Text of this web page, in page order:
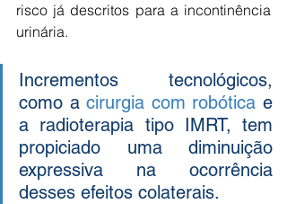
risco já descritos para a incontinência
urinária.
Incrementos tecnológicos,
como a cirurgia com robótica e
a radioterapia tipo IMRT, tem
propiciado uma diminuição
expressiva na ocorrência
desses efeitos colaterais.